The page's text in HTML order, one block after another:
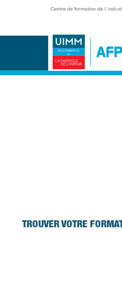
Centre de formation de
TROUVER VOTRE